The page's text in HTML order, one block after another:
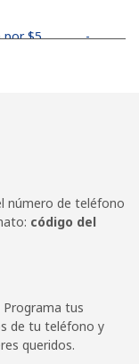
por ⁦$5⁩ -
⁦$5⁩ ⁦10¢⁩
⁦$5⁩
⁦$5⁩
número de teléfono
código del
Programa tus
de tu teléfono y
queridos.